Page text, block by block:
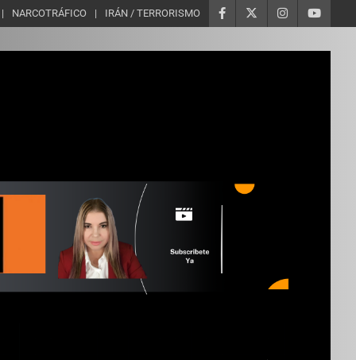
NARCOTRÁFICO IRÁN / TERRORISMO